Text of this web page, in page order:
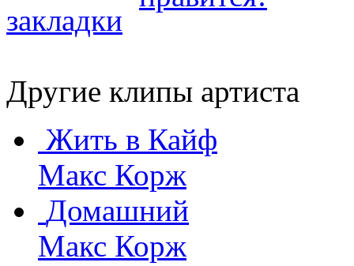
Другие клипы артиста
Жить в Кайф
Макс Корж
Домашний
Макс Корж